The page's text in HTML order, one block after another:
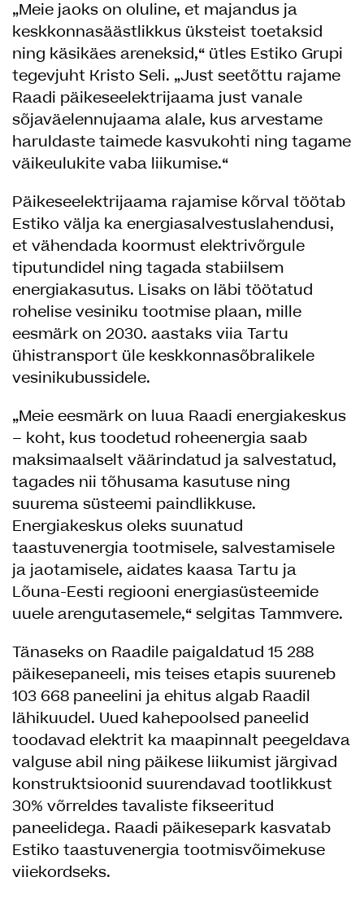
„Meie jaoks on oluline, et majandus ja
keskkonnasäästlikkus üksteist toetaksid
ning käsikäes areneksid,“ ütles Estiko Grupi
tegevjuht Kristo Seli. „Just seetõttu rajame
Raadi päikeseelektrijaama just vanale
sõjaväelennujaama alale, kus arvestame
haruldaste taimede kasvukohti ning tagame
väikeulukite vaba liikumise.“
Päikeseelektrijaama rajamise kõrval töötab
Estiko välja ka energiasalvestuslahendusi,
et vähendada koormust elektrivõrgule
tiputundidel ning tagada stabiilsem
energiakasutus. Lisaks on läbi töötatud
rohelise vesiniku tootmise plaan, mille
eesmärk on 2030. aastaks viia Tartu
ühistransport üle keskkonnasõbralikele
vesinikubussidele.
„Meie eesmärk on luua Raadi energiakeskus
– koht, kus toodetud roheenergia saab
maksimaalselt väärindatud ja salvestatud,
tagades nii tõhusama kasutuse ning
suurema süsteemi paindlikkuse.
Energiakeskus oleks suunatud
taastuvenergia tootmisele, salvestamisele
ja jaotamisele, aidates kaasa Tartu ja
Lõuna-Eesti regiooni energiasüsteemide
uuele arengutasemele,“ selgitas Tammvere.
Tänaseks on Raadile paigaldatud 15 288
päikesepaneeli, mis teises etapis suureneb
103 668 paneelini ja ehitus algab Raadil
lähikuudel. Uued kahepoolsed paneelid
toodavad elektrit ka maapinnalt peegeldava
valguse abil ning päikese liikumist järgivad
konstruktsioonid suurendavad tootlikkust
30% võrreldes tavaliste fikseeritud
paneelidega. Raadi päikesepark kasvatab
Estiko taastuvenergia tootmisvõimekuse
viiekordseks.